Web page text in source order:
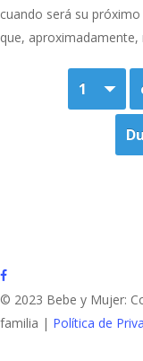
cuando será su
que, aproximadamente,
facebook
© 2023 Bebe y Mujer:
familia | Política de